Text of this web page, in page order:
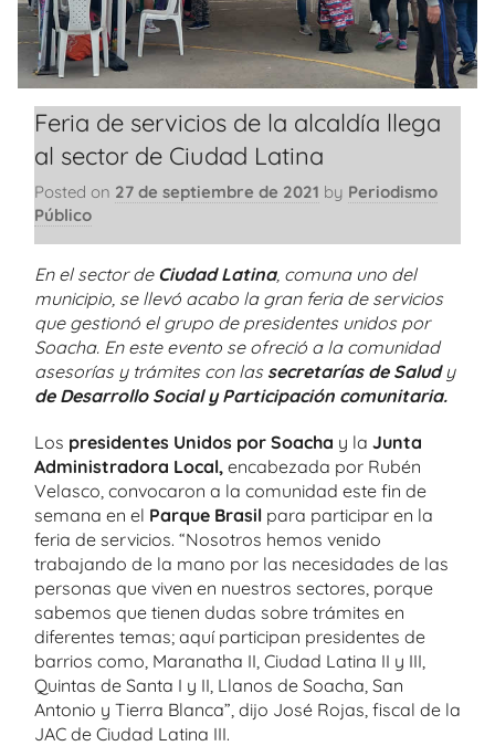
Feria de servicios de la alcaldía llega
al sector de Ciudad Latina
Posted on 27 de septiembre de 2021 by Periodismo
Público
En el sector de Ciudad Latina, comuna uno del
municipio, se llevó acabo la gran feria de servicios
que gestionó el grupo de presidentes unidos por
Soacha. En este evento se ofreció a la comunidad
asesorías y trámites con las secretarías de Salud y
de Desarrollo Social y Participación comunitaria.
Los presidentes Unidos por Soacha y la Junta
Administradora Local, encabezada por Rubén
Velasco, convocaron a la comunidad este fin de
semana en el Parque Brasil para participar en la
feria de servicios. “Nosotros hemos venido
trabajando de la mano por las necesidades de las
personas que viven en nuestros sectores, porque
sabemos que tienen dudas sobre trámites en
diferentes temas; aquí participan presidentes de
barrios como, Maranatha II, Ciudad Latina II y III,
Quintas de Santa I y II, Llanos de Soacha, San
Antonio y Tierra Blanca”, dijo José Rojas, fiscal de la
JAC de Ciudad Latina III.